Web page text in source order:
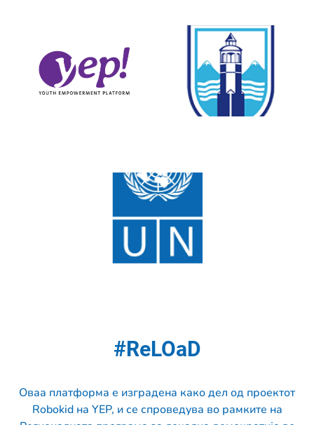
#ReLOaD
Оваа платформа е изградена како дел од проектот
Robokid на YEP, и се спроведува во рамките на